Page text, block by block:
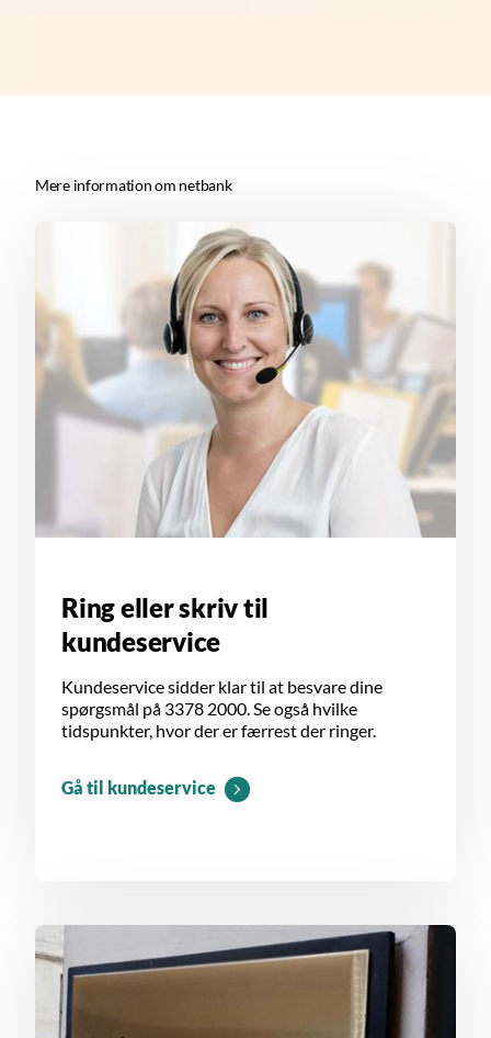
Mere information om netbank
Ring eller skriv til
kundeservice
Kundeservice sidder klar til at besvare dine
spørgsmål på 3378 2000. Se også hvilke
tidspunkter, hvor der er færrest der ringer.
Gå til kundeservice